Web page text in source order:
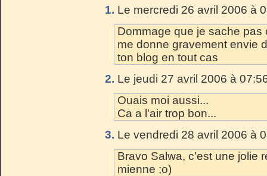
1. Le mercredi 26 avril 2006 à
Dommage que je sache
me donne gravement envie
ton blog en tout cas
2. Le jeudi 27 avril 2006 à
Ouais moi aussi...
Ca a l'air trop bon...
3. Le vendredi 28 avril 2006 à
Bravo Salwa, c'est une jolie
mienne ;o)